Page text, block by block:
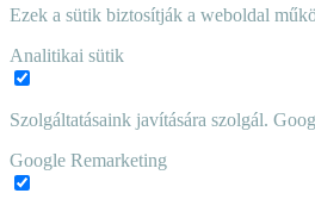
Ezek a sütik biztosítják a weboldal
Analitikai sütik
Szolgáltatásaink javítására szolgál.
Google Remarketing